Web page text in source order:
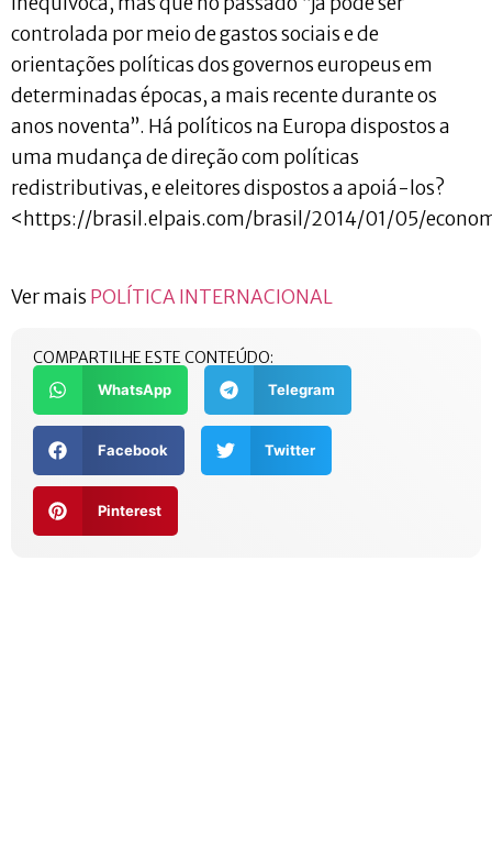
controlada por meio de gastos sociais e de
orientações políticas dos governos europeus em
determinadas épocas, a mais recente durante os
anos noventa”. Há políticos na Europa dispostos a
uma mudança de direção com políticas
redistributivas, e eleitores dispostos a apoiá-los?
<https://brasil.elpais.com/brasil/2014/01/05/
Ver mais POLÍTICA INTERNACIONAL
COMPARTILHE ESTE CONTEÚDO:
WhatsApp Telegram
Facebook Twitter
Pinterest